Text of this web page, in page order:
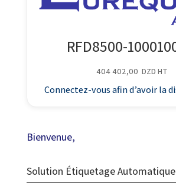
RFD8500-
404 402,00 DZD HT
Connectez-vous afin d’avoir la
Bienvenue,
Solution Étiquetage Automatique